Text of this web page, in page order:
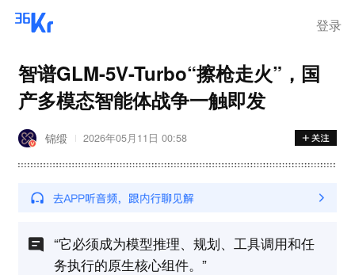
登录
智谱GLM-5V-Turbo“擦枪走火”，国
产多模态智能体战争一触即发
锦缎 2026年05月11日 00:58
“它必须成为模型推理、规划、工具调用和任
务执行的原生核心组件。”